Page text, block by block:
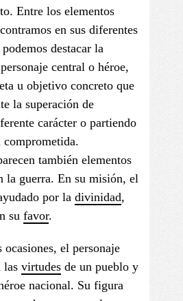
Entre los elementos
en sus diferentes
destacar la
central o héroe,
u objetivo concreto que
la superación de
carácter o partiendo
comprometida.
también elementos
la guerra. En su misión, el
por la divinidad,
su favor.
ocasiones, el personaje
las virtudes de un pueblo y
nacional. Su figura